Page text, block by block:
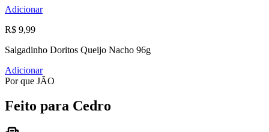
Adicionar
R$ 9,99
Salgadinho Doritos Queijo Nacho 96g
Adicionar
Por que JÃO
Feito para Cedro